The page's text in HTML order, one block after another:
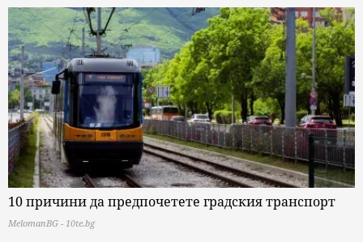
10 причини да предпочетете градския транспорт
MelomanBG - 10te.bg